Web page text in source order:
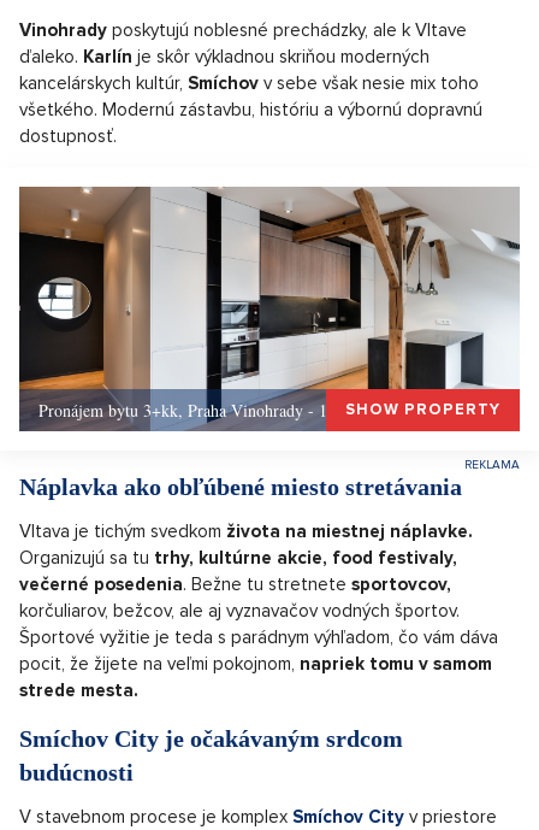
Vinohrady poskytujú noblesné prechádzky, ale k Vltave
ďaleko. Karlín je skôr výkladnou skriňou moderných
kancelárskych kultúr, Smíchov v sebe však nesie mix toho
všetkého. Modernú zástavbu, históriu a výbornú dopravnú
dostupnosť.
Pronájem bytu 3+kk, Praha Vinohrady - 156, Praha 3SHOW PROPERTY
Náplavka ako obľúbené miesto stretávania
Vltava je tichým svedkom života na miestnej náplavke.
Organizujú sa tu trhy, kultúrne akcie, food festivaly,
večerné posedenia. Bežne tu stretnete sportovcov,
korčuliarov, bežcov, ale aj vyznavačov vodných športov.
Športové vyžitie je teda s parádnym výhľadom, čo vám dáva
pocit, že žijete na veľmi pokojnom, napriek tomu v samom
strede mesta.
Smíchov City je očakávaným srdcom
budúcnosti
V stavebnom procese je komplex Smíchov City v priestore